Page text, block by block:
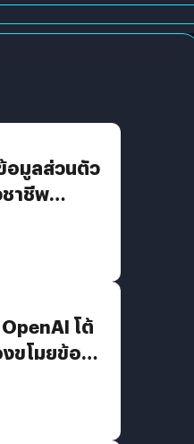
อมูลส่วนตัว
าชีพ
กเกอร์
โต้
ขโมยข้อมูล